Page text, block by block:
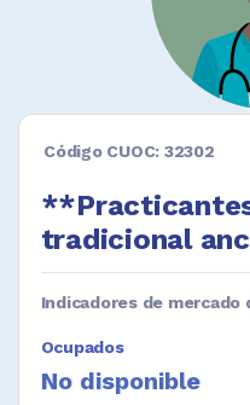
Código CUOC: 32302
tradicional
Indicadores de mercado
Ocupados
No disponible